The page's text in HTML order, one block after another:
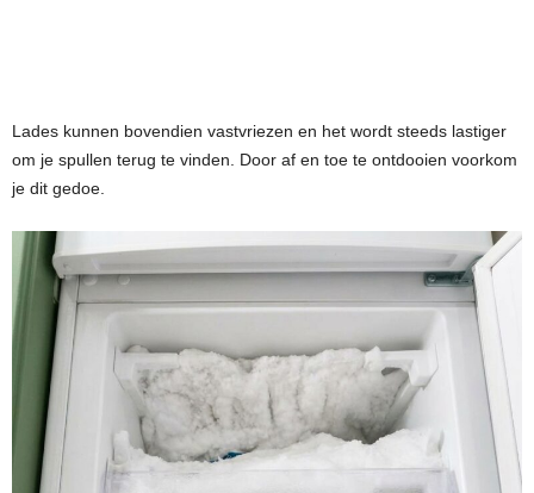
Lades kunnen bovendien vastvriezen en het wordt steeds lastiger
om je spullen terug te vinden. Door af en toe te ontdooien voorkom
je dit gedoe.